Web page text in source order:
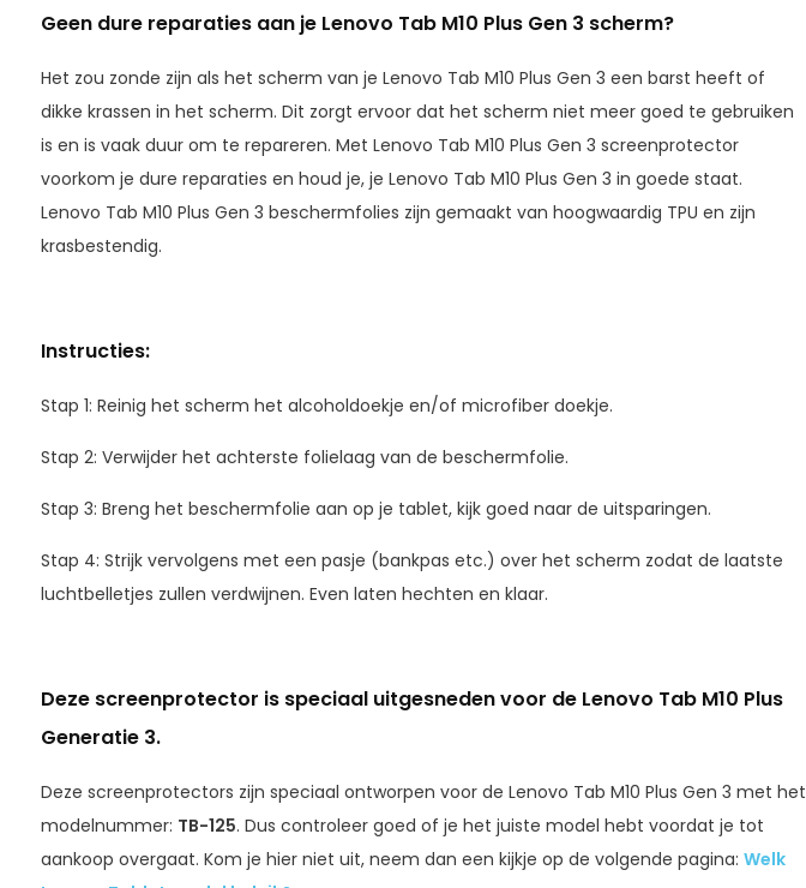
Geen dure reparaties aan je Lenovo Tab M10 Plus Gen 3 scherm?
Het zou zonde zijn als het scherm van je Lenovo Tab M10 Plus Gen 3 een barst heeft of
dikke krassen in het scherm. Dit zorgt ervoor dat het scherm niet meer goed te gebruiken
is en is vaak duur om te repareren. Met Lenovo Tab M10 Plus Gen 3 screenprotector
voorkom je dure reparaties en houd je, je Lenovo Tab M10 Plus Gen 3 in goede staat.
Lenovo Tab M10 Plus Gen 3 beschermfolies zijn gemaakt van hoogwaardig TPU en zijn
krasbestendig.
Instructies:
Stap 1: Reinig het scherm het alcoholdoekje en/of microfiber doekje.
Stap 2: Verwijder het achterste folielaag van de beschermfolie.
Stap 3: Breng het beschermfolie aan op je tablet, kijk goed naar de uitsparingen.
Stap 4: Strijk vervolgens met een pasje (bankpas etc.) over het scherm zodat de laatste
luchtbelletjes zullen verdwijnen. Even laten hechten en klaar.
Deze screenprotector is speciaal uitgesneden voor de Lenovo Tab M10 Plus
Generatie 3.
Deze screenprotectors zijn speciaal ontworpen voor de Lenovo Tab M10 Plus Gen 3 met het
modelnummer: TB-125. Dus controleer goed of je het juiste model hebt voordat je tot
aankoop overgaat. Kom je hier niet uit, neem dan een kijkje op de volgende pagina: Welk